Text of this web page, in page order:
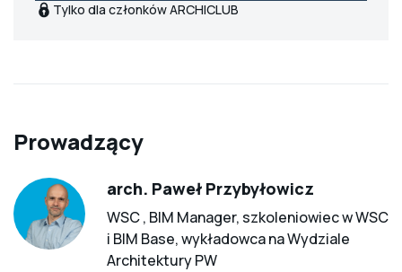
Tylko dla członków ARCHICLUB
Prowadzący
arch. Paweł Przybyłowicz
WSC , BIM Manager, szkoleniowiec w WSC
i BIM Base, wykładowca na Wydziale
Architektury PW